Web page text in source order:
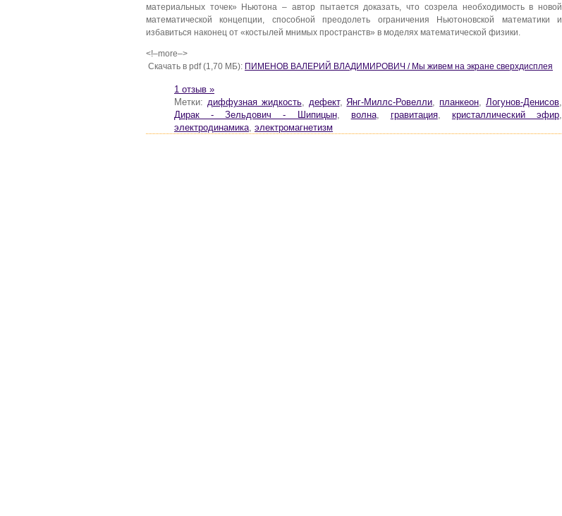
материальных точек» Ньютона – автор пытается доказать, что созрела необходимость в новой
математической концепции, способной преодолеть ограничения Ньютоновской математики и
избавиться наконец от «костылей мнимых пространств» в моделях математической физики.
<!–more–>
Скачать в pdf (1,70 МБ): ПИМЕНОВ ВАЛЕРИЙ ВЛАДИМИРОВИЧ / Мы живем на экране сверхдисплея
1 отзыв »
Метки: диффузная жидкость, дефект, Янг-Миллс-Ровелли ,планкеон Логунов-Денисов
Дирак - Зельдович - Шипицын, волна, гравитация, кристаллический эфир
электродинамика электромагнетизм